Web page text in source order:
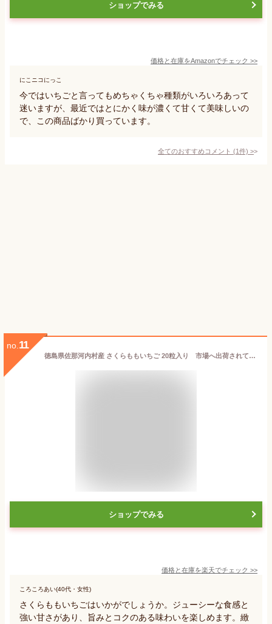
ショップでみる
価格と在庫をAmazonでチェック >>
にこニコにっこ
今ではいちごと言ってもめちゃくちゃ種類がいろいろあって
迷いますが、最近ではとにかく味が濃くて甘くて美味しいの
で、この商品ばかり買っています。
全てのおすすめコメント (1件) >
no. 11
徳島県佐那河内村産 さくらももいちご 20粒入り 市場へ出荷されて間もない苺の新品種！甘さ抜群でとっても食味が良いイチゴの逸品！ バレンタイン ホワイトデー チョコ以外 ギフト 発送予定：1月上旬〜2月上旬の間
ショップでみる
価格と在庫を楽天でチェック >>
ころころあい(40代・女性)
さくらももいちごはいかがでしょうか。ジューシーな食感と
強い甘さがあり、旨みとコクのある味わいを楽しめます。緻